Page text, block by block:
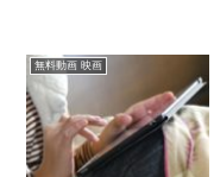
無料動画 映画